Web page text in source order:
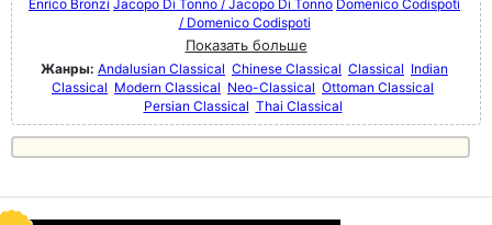
Enrico Bronzi Jacopo Di Tonno / Jacopo Di Tonno Domenico Codispoti
/ Domenico Codispoti
Показать больше
Жанры: Andalusian Classical Chinese Classical Classical Indian
Classical Modern Classical Neo-Classical Ottoman Classical
Persian Classical Thai Classical